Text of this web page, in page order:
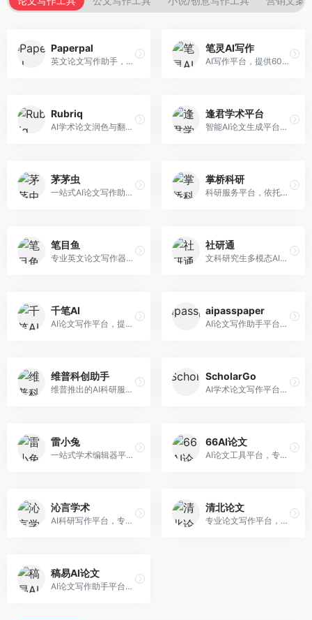
Paperpal
英文论文写作助手，专注于学术英语润色。面向需要发表国际期刊的研究者，提供语法检查、学术表达优化、格式规范等服务，英语表达地道专业。
笔灵AI写作
AI写作平台，提供600+写作模板。面向学生、职场人士和内容创作者，支持论文、公文、营销文案等多种文体，模板丰富，一键生成，写作效率大幅提升。
Rubriq
AI学术论文润色与翻译平台。面向国际期刊投稿者，提供论文润色、翻译、格式调整等服务，支持多语言，学术表达专业规范。
逢君学术平台
智能AI论文生成平台，支持查重检测。面向高校学生和研究人员，提供论文选题、内容生成、查重修改等一站式服务，学术写作流程完整。
茅茅虫
一站式AI论文写作助手，覆盖学术写作全场景。面向高校学生和科研人员，提供开题报告、文献综述、论文正文等写作服务，支持多学科多类型论文，操作简便。
掌桥科研
科研服务平台，依托3亿+真实文献数据库。面向学术研究者和学生，提供文献检索、论文写作、科研数据分析等服务，文献资源丰富，学术支持专业。
笔目鱼
专业英文论文写作器，支持学术论文全流程。面向留学生和国际期刊投稿者，提供英文论文撰写、润色、格式调整等服务，学术英语表达规范。
社研通
文科研究生多模态AI学术写作平台。面向文科研究生和社科研究者，提供文献综述、理论分析、定性研究辅助等服务，文科研究方法论支持完善。
千笔AI
AI论文写作平台，提供无限改稿服务。面向高校学生和学术研究者，支持论文选题、大纲生成、内容撰写、查重修改等全流程服务，改稿次数不限，服务质量有保障。
aipasspaper
AI论文写作助手平台，提供智能化的学术写作支持。面向大学生和研究人员，支持多种学科论文生成，提供参考文献管理和格式规范服务，写作效率高。
维普科创助手
维普推出的AI科研服务平台，整合学术资源与智能写作。面向科研人员和高校师生，提供文献检索、论文写作、查重检测等一站式服务，学术资源权威可靠。
ScholarGo
AI学术论文写作平台，专注于理工科领域的逻辑构建。面向理工科研究生和科研工作者，提供公式编辑、数据分析、论文结构优化等服务，理工科写作逻辑严谨。
雷小兔
一站式学术编辑器平台，覆盖论文写作全流程。面向高校学生和科研人员，提供选题分析、文献检索、论文生成、查重降重等服务，操作流程清晰，学术写作效率显著提升。
66AI论文
AI论文工具平台，专注于高质量低查重论文生成。面向大学生和研究生，提供论文写作、降重修改等服务，生成内容原创度高，查重率低。
沁言学术
AI科研写作平台，专注于学术研究辅助。面向研究生和科研工作者，提供文献分析、研究方法指导、论文撰写等服务，学术资源丰富，研究支持全面。
清北论文
专业论文写作平台，依托高校学术资源。面向本科生和研究生，提供论文指导、写作辅助、查重检测等服务，学术规范性强，适合追求高质量论文的用户。
稿易AI论文
AI论文写作助手平台，提供智能化学术写作支持。面向高校学生，支持多种论文类型生成，提供参考文献管理和格式规范服务，操作流程简单。